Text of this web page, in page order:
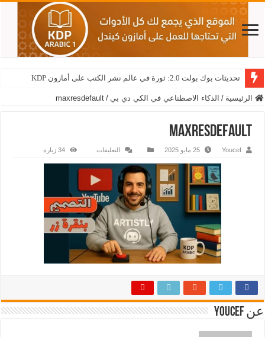
تحديثات بوك بولت 2.0: ثورة في عالم نشر الكتب على أمازون KDP
الرئيسية / الذكاء الاصطناعي في الكي دي بي /
maxresdefault
maxresdefault
Youcef 25 مايو 2025 التعليقات 34 زيارة
عن Youcef